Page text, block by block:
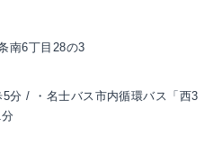
南6丁目28の3
5分 / ・名士バス市内循環バス「西3